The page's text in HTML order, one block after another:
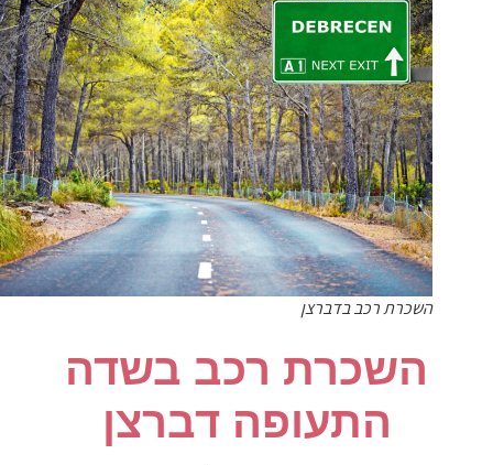
השכרת רכב בדברצן
השכרת רכב בשדה
התעופה דברצן